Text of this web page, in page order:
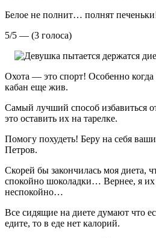
Белое не полнит… полнят
5/5 — (3 голоса)
Охота — это спорт! Особенно когда
кабан еще жив.
Самый лучший способ избавиться
это оставить их на тарелке.
Помогу похудеть! Беру на себя
Петров.
Скорей бы закончилась моя диета,
спокойно шоколадки… Вернее, я их
неспокойно…
Все сидящие на диете думают что
едите, то в еде нет калорий.